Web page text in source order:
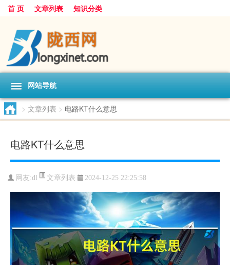
首 页 文章列表 知识分类
网站导航
> 文章列表 > 电路KT什么意思
电路KT什么意思
网友:dl 文章列表 2024-12-25 22:25:58